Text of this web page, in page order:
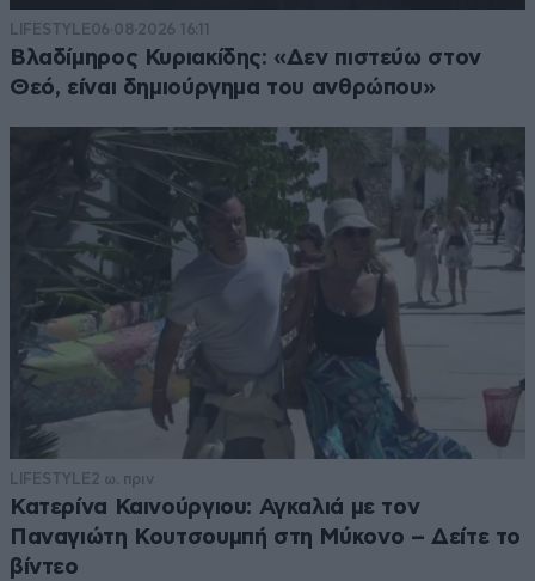
LIFESTYLE06·08·2026 16:11
Βλαδίμηρος Κυριακίδης: «Δεν πιστεύω στον
Θεό, είναι δημιούργημα του ανθρώπου»
LIFESTYLE2 ω. πριν
Κατερίνα Καινούργιου: Αγκαλιά με τον
Παναγιώτη Κουτσουμπή στη Μύκονο – Δείτε το
βίντεο